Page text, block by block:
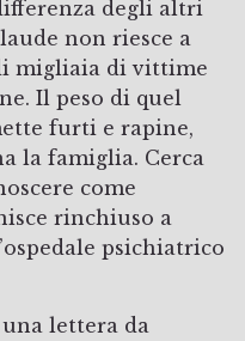
degli altri
non riesce a
migliaia di vittime
Il peso di quel
furti e rapine,
la famiglia. Cerca
come
rinchiuso a
psichiatrico
una lettera da